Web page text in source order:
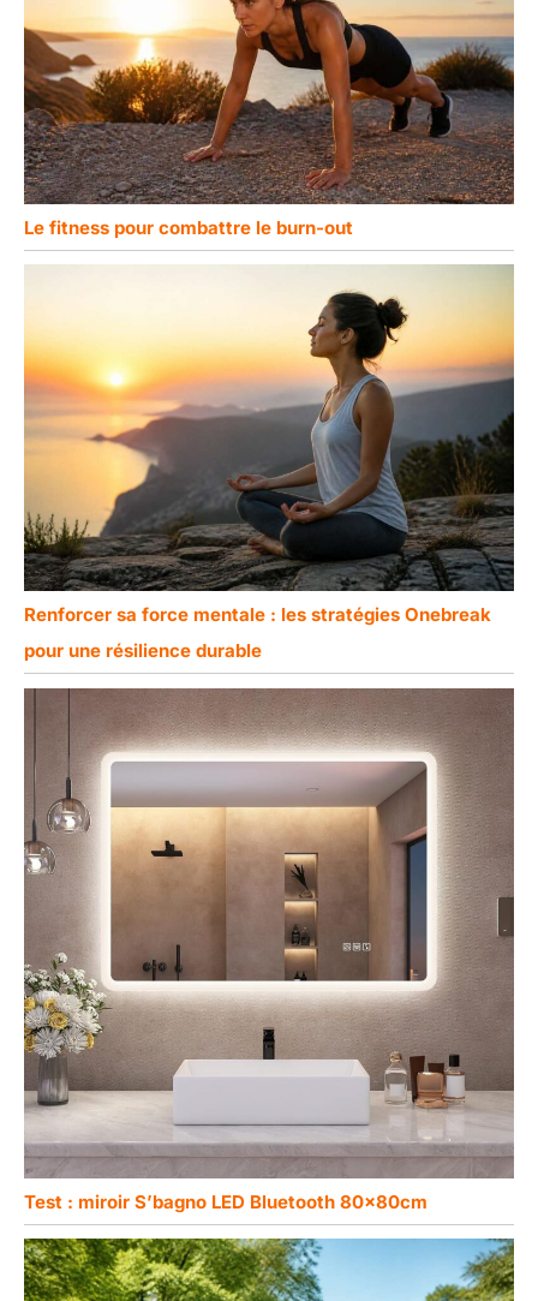
Le fitness pour combattre le burn-out
Renforcer sa force mentale : les stratégies Onebreak
pour une résilience durable
Test : miroir S’bagnо LED Bluetooth 80x80cm